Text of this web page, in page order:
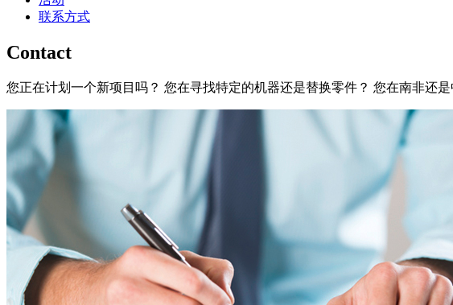
联系方式
Contact
您正在计划一个新项目吗？ 您在寻找特定的机器还是替换零件？ 您在南非还